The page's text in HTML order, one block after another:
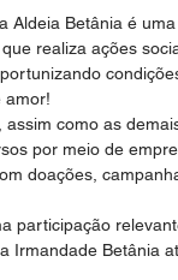
Aldeia Betânia é
realiza ações
amor!
assim como as
por meio de
doações,
participação
Irmandade Betânia